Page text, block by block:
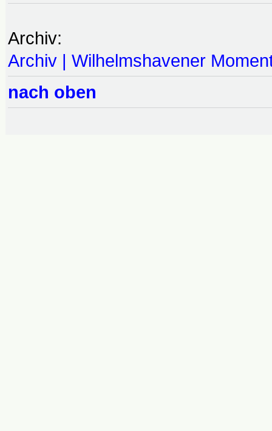
Archiv:
Archiv | Wilhelmshavener
nach oben